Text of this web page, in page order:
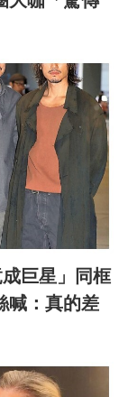
巨星」同框
喊：真的差